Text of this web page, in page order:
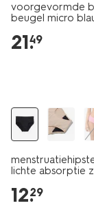
voorgevormde
beugel micro
21.
49
lichte absorptie
12.
29